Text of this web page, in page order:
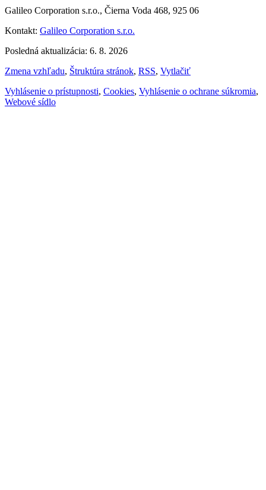
Galileo Corporation s.r.o., Čierna Voda 468, 925 06
Kontakt: Galileo Corporation s.r.o.
Posledná aktualizácia: 6. 8. 2026
Zmena vzhľadu, Štruktúra stránok, RSS, Vytlačiť
Vyhlásenie o prístupnosti, Cookies, Vyhlásenie o ochrane súkromia,
Webové sídlo